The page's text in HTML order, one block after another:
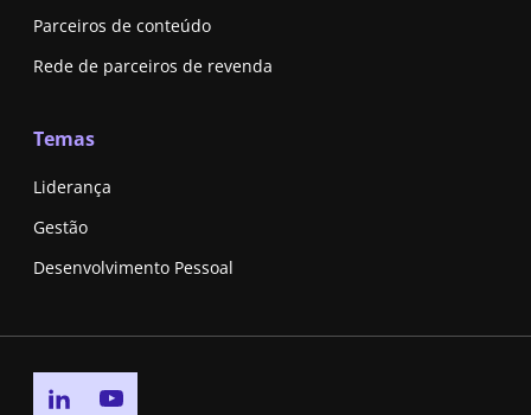
Parceiros de conteúdo
Rede de parceiros de revenda
Temas
Liderança
Gestão
Desenvolvimento Pessoal